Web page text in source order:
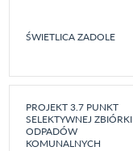
ŚWIETLICA ZADOLE
PROJEKT 3.7 PUNKT
SELEKTYWNEJ ZBIÓRKI
ODPADÓW
KOMUNALNYCH